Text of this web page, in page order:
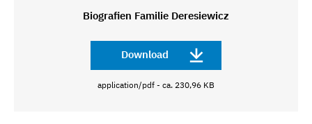
Biografien Familie Deresiewicz
Download
application/pdf - ca. 230,96 KB